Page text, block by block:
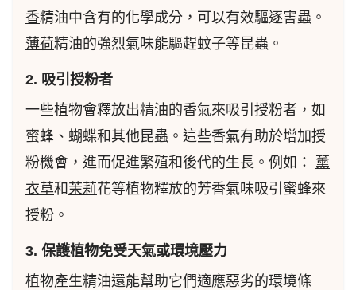
香精油中含有的化學成分，可以有效驅逐害蟲。
薄荷精油的強烈氣味能驅趕蚊子等昆蟲。
2. 吸引授粉者
一些植物會釋放出精油的香氣來吸引授粉者，如
蜜蜂、蝴蝶和其他昆蟲。這些香氣有助於增加授
粉機會，進而促進繁殖和後代的生長。例如： 薰
衣草和 茉莉花等植物釋放的芳香氣味吸引蜜蜂來
授粉。
3. 保護植物免受天氣或環境壓力
植物產生精油還能幫助它們適應惡劣的環境條